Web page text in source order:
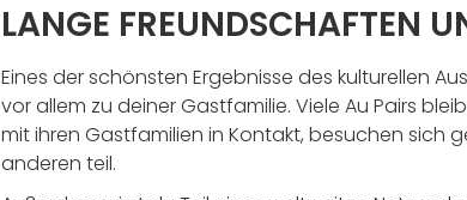
LANGE FREUNDSCHAFTEN
Eines der schönsten Ergebnisse des kulturellen
vor allem zu deiner Gastfamilie. Viele Au Pairs
mit ihren Gastfamilien in Kontakt, besuchen sich
anderen teil.